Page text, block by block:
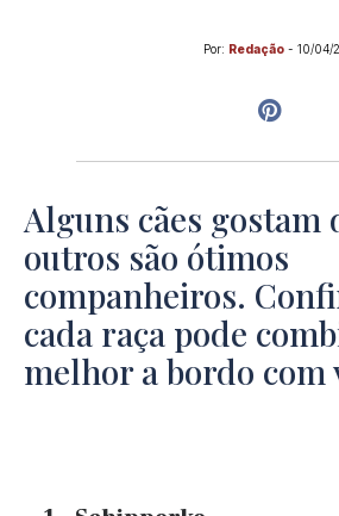
Por: Redação - 10/04/
Alguns cães gostam
outros são ótimos
companheiros.
cada raça pode
melhor a bordo com